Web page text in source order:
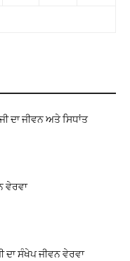
ਦਾ ਜੀਵਨ ਅਤੇ ਸਿਧਾਂਤ
ਵੇਰਵਾ
ਦਾ ਸੰਖੇਪ ਜੀਵਨ ਵੇਰਵਾ